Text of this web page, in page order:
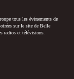
tous les événements de
sur le site de Belle
radios et télévisions.